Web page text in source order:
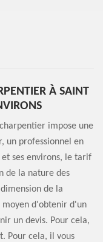
À SAINT
impose une
un professionnel en
ses environs, le tarif
de la nature des
de la
d'obtenir d'un
un devis. Pour cela,
Pour cela, il vous